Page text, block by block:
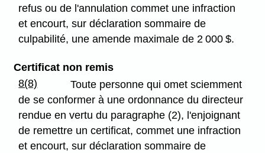
refus ou de l'annulation commet une infraction
et encourt, sur déclaration sommaire de
culpabilité, une amende maximale de 2 000 $.
Certificat non remis
8(8)
Toute personne qui omet sciemment
de se conformer à une ordonnance du directeur
rendue en vertu du paragraphe (2), l'enjoignant
de remettre un certificat, commet une infraction
et encourt, sur déclaration sommaire de